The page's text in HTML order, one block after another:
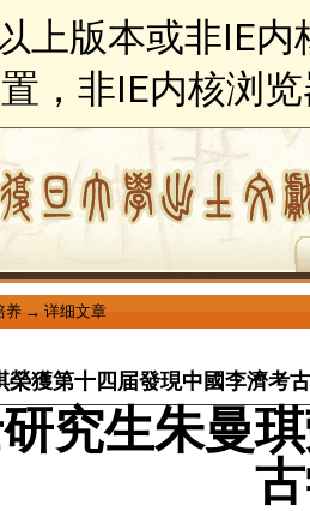
上版本或非IE
置，非IE内核浏
养 →详细文章
榮獲第十四届發現中國李濟考
究生朱曼